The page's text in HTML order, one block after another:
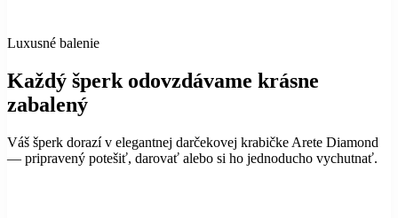
Luxusné balenie
Každý šperk odovzdávame krásne
zabalený
Váš šperk dorazí v elegantnej darčekovej krabičke Arete Diamond
— pripravený potešiť, darovať alebo si ho jednoducho vychutnať.